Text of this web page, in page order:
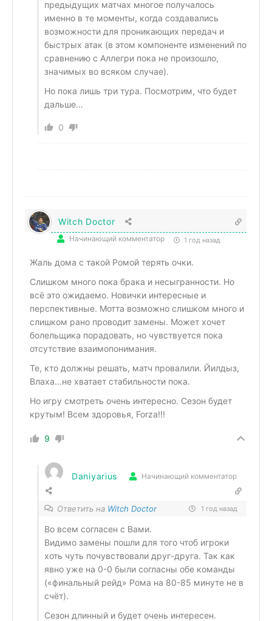
предыдущих матчах многое получалось
именно в те моменты, когда создавались
возможности для проникающих передач и
быстрых атак (в этом компоненте изменений по
сравнению с Аллегри пока не произошло,
значимых во всяком случае).
Но пока лишь три тура. Посмотрим, что будет
дальше…
0
Witch Doctor
Начинающий комментатор 1 год назад
Жаль дома с такой Ромой терять очки.
Слишком много пока брака и несыгранности. Но
всё это ожидаемо. Новички интересные и
перспективные. Мотта возможно слишком много и
слишком рано проводит замены. Может хочет
болельщика порадовать, но чувствуется пока
отсутствие взаимопонимания.
Те, кто должны решать, матч провалили. Йилдыз,
Влаха…не хватает стабильности пока.
Но игру смотреть очень интересно. Сезон будет
крутым! Всем здоровья, Forza!!!
9
Daniyarius Начинающий комментатор
Ответить на Witch Doctor 1 год назад
Во всем согласен с Вами.
Видимо замены пошли для того чтоб игроки
хоть чуть почувствовали друг-друга. Так как
явно уже на 0-0 были согласны обе команды
(«финальный рейд» Рома на 80-85 минуте не в
счёт).
Сезон длинный и будет очень интересен.